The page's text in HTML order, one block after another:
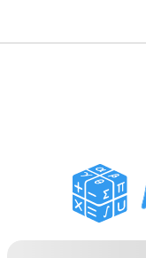
PDF 作业助手
学习工具